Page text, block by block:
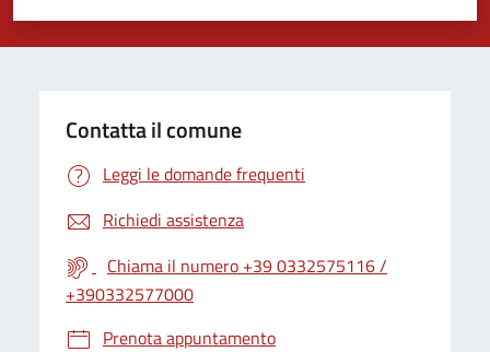
Valuta 5 stelle su 5
Valuta 4 stelle su 5
Valuta 3 stelle su 5
Valuta 2 stelle su 5
Valuta 1 stelle su 5
Contatta il comune
Leggi le domande frequenti
Richiedi assistenza
Chiama il numero +39 0332575116 /
+390332577000
Prenota appuntamento